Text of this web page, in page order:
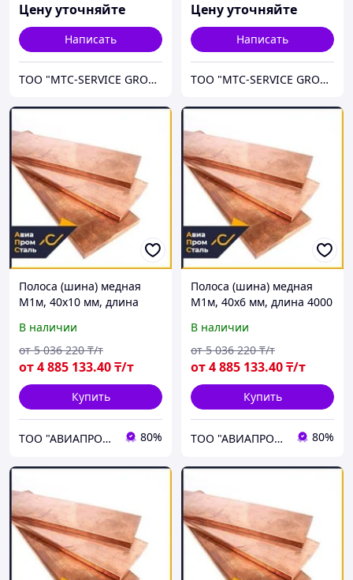
Цену уточняйте
Написать
ТОО "МТС-SERVICE GROUP"
Цену уточняйте
Написать
ТОО "МТС-SERVICE GROUP"
Полоса (шина) медная
М1м, 40х10 мм, длина
мягкая
В наличии
от4 885 133.40₸/т
от 5 036 220 ₸/т
Купить
ТОО "АВИАПРОМСТАЛЬ" 80%
Полоса (шина) медная
М1м, 40х6 мм, длина 4000
В наличии
от4 885 133.40₸/т
от 5 036 220 ₸/т
Купить
ТОО "АВИАПРОМСТАЛЬ" 80%